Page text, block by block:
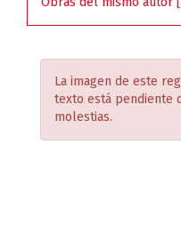
La imagen de este
texto está pendiente
molestias.